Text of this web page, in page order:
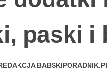
paski i